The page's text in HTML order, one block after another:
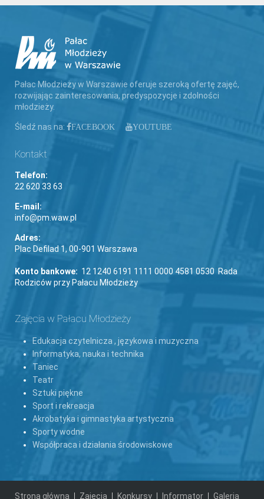
Pałac Młodzieży w Warszawie oferuje szeroką ofertę zajęć,
rozwijając zainteresowania, predyspozycje i zdolności
młodzieży.
Śledź nas na: FACEBOOK YOUTUBE
Kontakt
Telefon:
22 620 33 63
E-mail:
info@pm.waw.pl
Adres:
Plac Defilad 1, 00-901 Warszawa
Konto bankowe: 12 1240 6191 1111 0000 4581 0530 Rada
Rodziców przy Pałacu Młodzieży
Zajęcia w Pałacu Młodzieży
Edukacja czytelnicza , językowa i muzyczna
Informatyka, nauka i technika
Taniec
Teatr
Sztuki piękne
Sport i rekreacja
Akrobatyka i gimnastyka artystyczna
Sporty wodne
Współpraca i działania środowiskowe
Strona główna Zajęcia Konkursy Informator Galeria